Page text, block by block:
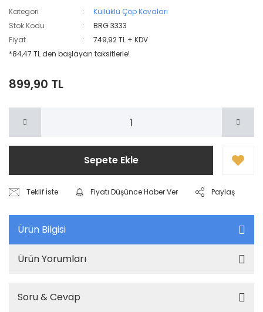
Kategori
Küllüklü Çöp Kovaları
Stok Kodu
BRG 3333
Fiyat
749,92 TL + KDV
*84,47 TL den başlayan taksitlerle!
899,90 TL
Sepete Ekle
Teklif İste Fiyatı Düşünce Haber Ver Paylaş
Ürün Bilgisi
Ürün Yorumları
Soru & Cevap